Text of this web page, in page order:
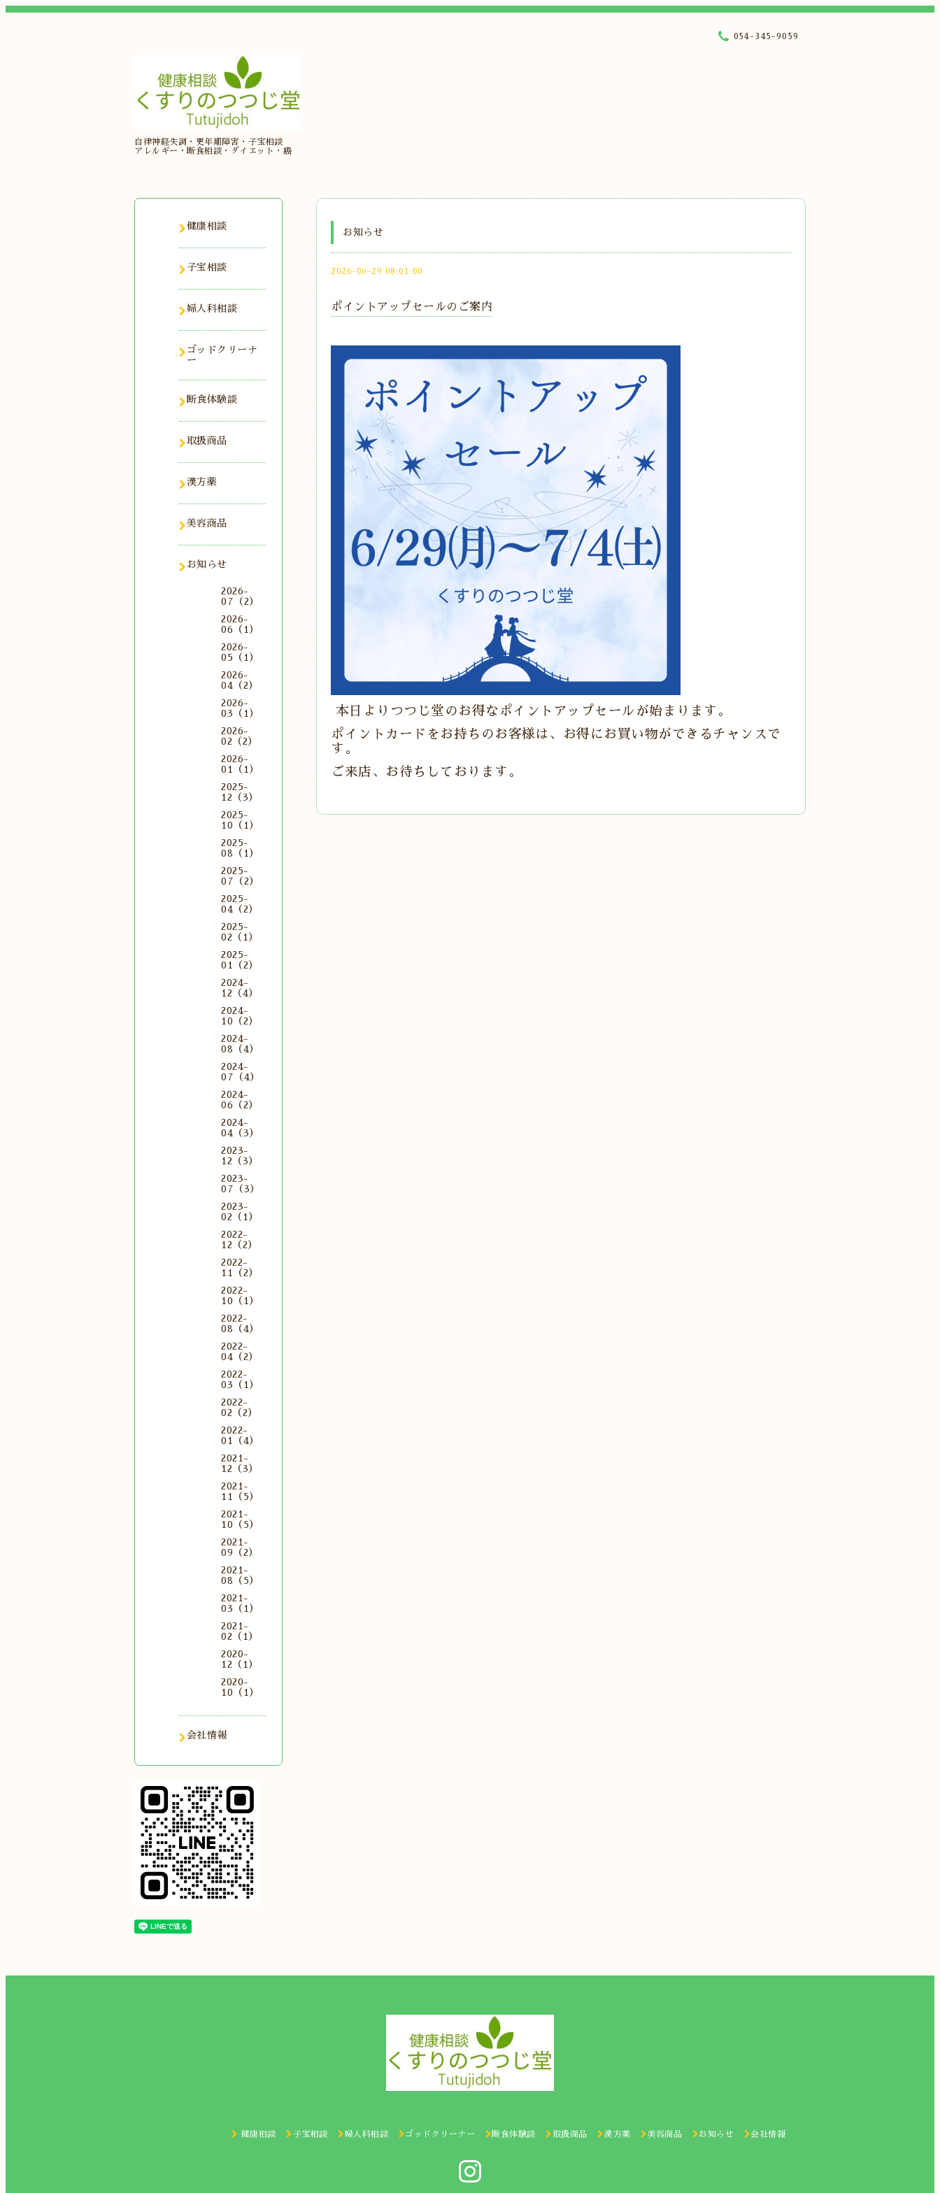
自律神経失調・更年期障害・子宝相談
アレルギー・断食相談・ダイエット・癌
054-345-9059
お知らせ
2026-06-29 08:01:00
ポイントアップセールのご案内
本日よりつつじ堂のお得なポイントアップセールが始まります。
ポイントカードをお持ちのお客様は、お得にお買い物ができるチャンスで
す。
ご来店、お待ちしております。
健康相談
子宝相談
婦人科相談
ゴッドクリーナ
ー
断食体験談
取扱商品
漢方薬
美容商品
お知らせ
2026-
07（2）
2026-
06（1）
2026-
05（1）
2026-
04（2）
2026-
03（1）
2026-
02（2）
2026-
01（1）
2025-
12（3）
2025-
10（1）
2025-
08（1）
2025-
07（2）
2025-
04（2）
2025-
02（1）
2025-
01（2）
2024-
12（4）
2024-
10（2）
2024-
08（4）
2024-
07（4）
2024-
06（2）
2024-
04（3）
2023-
12（3）
2023-
07（3）
2023-
02（1）
2022-
12（2）
2022-
11（2）
2022-
10（1）
2022-
08（4）
2022-
04（2）
2022-
03（1）
2022-
02（2）
2022-
01（4）
2021-
12（3）
2021-
11（5）
2021-
10（5）
2021-
09（2）
2021-
08（5）
2021-
03（1）
2021-
02（1）
2020-
12（1）
2020-
10（1）
会社情報
健康相談 子宝相談 婦人科相談 ゴッドクリーナー 断食体験談 取扱商品 漢方薬 美容商品 お知らせ 会社情報